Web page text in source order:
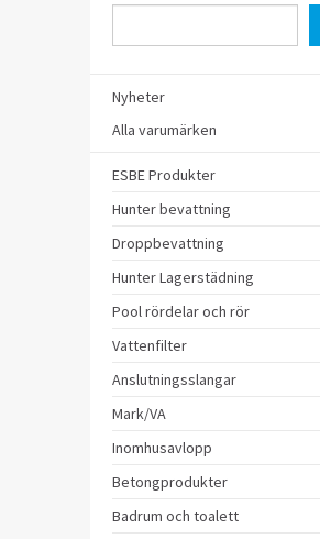
Nyheter
Alla varumärken
ESBE Produkter
Hunter bevattning
Droppbevattning
Hunter Lagerstädning
Pool rördelar och rör
Vattenfilter
Anslutningsslangar
Mark/VA
Inomhusavlopp
Betongprodukter
Badrum och toalett